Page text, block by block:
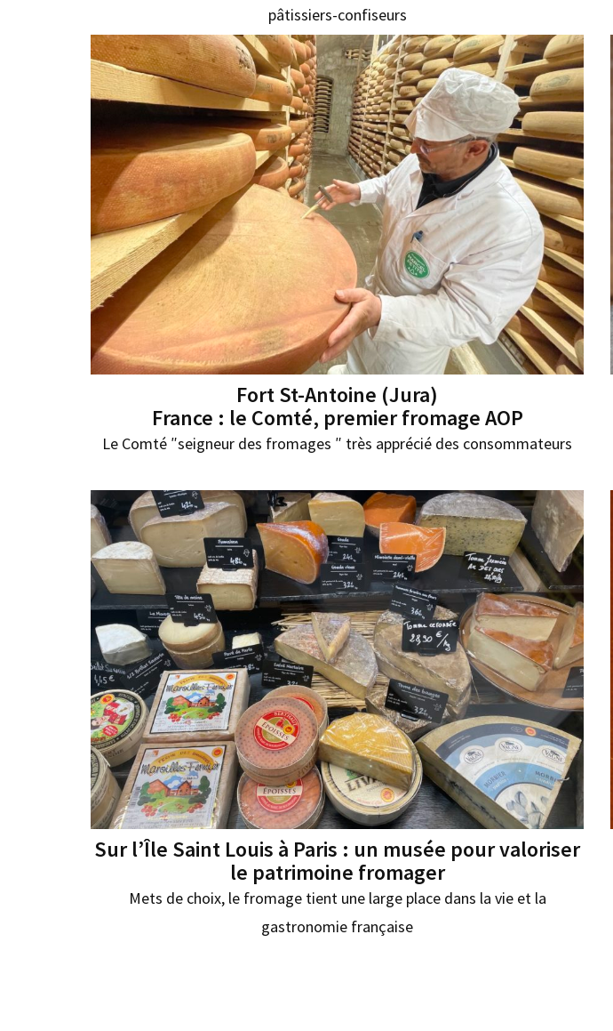
pâtissiers-confiseurs
Fort St-Antoine (Jura)
France : le Comté, premier fromage AOP
Le Comté ″seigneur des fromages ″ très apprécié des consommateurs
Sur l’Île Saint Louis à Paris : un musée pour valoriser
le patrimoine fromager
Mets de choix, le fromage tient une large place dans la vie et la
gastronomie française